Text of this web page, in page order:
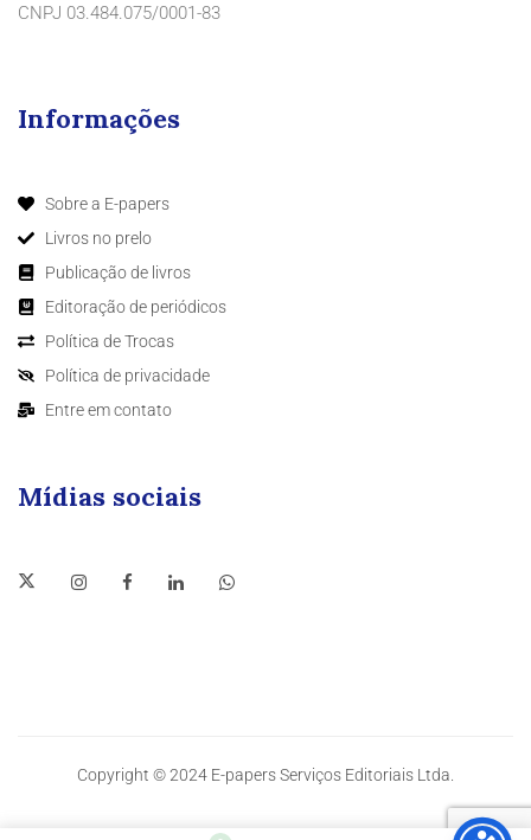
CNPJ 03.484.075/0001-83
Informações
Sobre a E-papers
Livros no prelo
Publicação de livros
Editoração de periódicos
Política de Trocas
Política de privacidade
Entre em contato
Mídias sociais
Copyright © 2024 E-papers Serviços Editoriais Ltda.